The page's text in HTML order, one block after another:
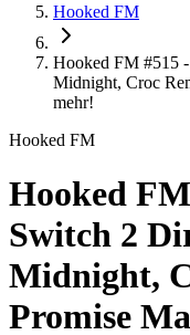
Hooked FM
Hooked FM #515
Midnight, Croc
mehr!
Hooked FM
Hooked
Switch 2
Midnight,
Promise